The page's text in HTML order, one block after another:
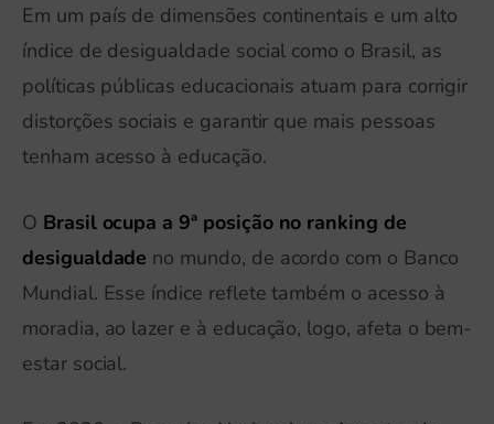
Em um país de dimensões continentais e um alto
índice de desigualdade social como o Brasil, as
políticas públicas educacionais atuam para corrigir
distorções sociais e garantir que mais pessoas
tenham acesso à educação.
O Brasil ocupa a 9ª posição no ranking de
desigualdade no mundo, de acordo com o Banco
Mundial. Esse índice reflete também o acesso à
moradia, ao lazer e à educação, logo, afeta o bem-
estar social.